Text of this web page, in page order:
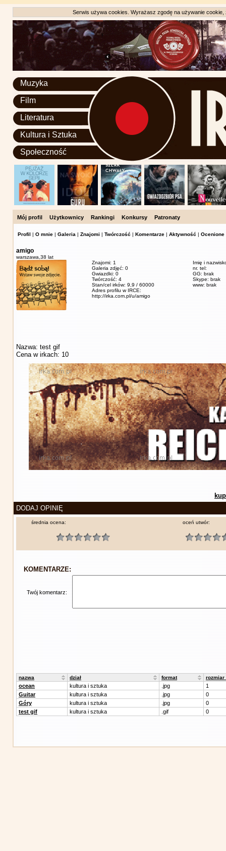
Serwis używa cookies. Wyrażasz zgodę na używanie
Muzyka
Film
Literatura
Kultura i Sztuka
Społeczność
Mój profil Użytkownicy Rankingi Konkursy Patronaty
Profil | O mnie | Galeria | Znajomi | Twórczość | Komentarze | Aktywność | Ocenione
amigo
warszawa, 38 lat
Znajomi: 1
Galeria zdjęć: 0
Gwiazdki: 0
Twórczość: 4
Stan/cel irków: 9,9 / 60000
Adres profilu w IRCE:
http://irka.com.pl/u/amigo
Imię i
nr. tel:
GG: brak
Skype: brak
www: brak
Nazwa: test gif
Cena w irkach: 10
DODAJ OPINIĘ
średnia ocena: oceń utwór:
KOMENTARZE:
Twój komentarz:
nazwa dział format rozmiar
ocean kultura i sztuka .jpg
1
Guitar
kultura i sztuka .jpg
0
Góry
kultura i sztuka .jpg
0
test gif
kultura i sztuka .gif 0